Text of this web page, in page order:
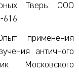
Тверь: ООО
616.
применения
античного
Московского